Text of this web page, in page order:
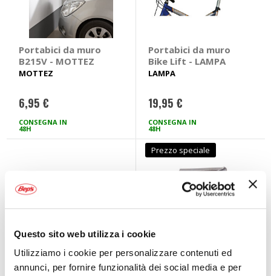
Questo sito web utilizza i cookie
Utilizziamo i cookie per personalizzare contenuti ed
annunci, per fornire funzionalità dei social media e per
Portabici da muro
B215V - MOTTEZ
MOTTEZ
6,95 €
CONSEGNA IN
48H
Portabici da muro
Bike Lift - LAMPA
LAMPA
19,95 €
CONSEGNA IN
48H
Prezzo speciale